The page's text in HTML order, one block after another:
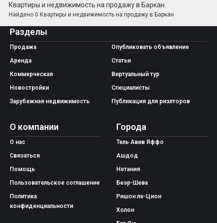
Android приложение
Квартиры и недвижимость на продажу в Баркан
Найдено 0 Квартиры и недвижимость на продажу в Баркан
Разделы
Продажа
Аренда
Коммерческая
Новостройки
Зарубежная недвижимость
Опубликовать объявление
Статьи
Виртуальный тур
Специалисты
Публикация для риэлторов
Города
Тель Авив Яффо
Ашдод
Нетания
Беэр-Шева
Ришон ле-Цион
Холон
О компании
О нас
Связаться
Помощь
Пользовательское соглашение
Политика
конфиденциальности